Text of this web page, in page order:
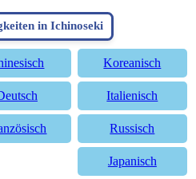
in Ichinoseki
Koreanisch
Italienisch
Russisch
Japanisch